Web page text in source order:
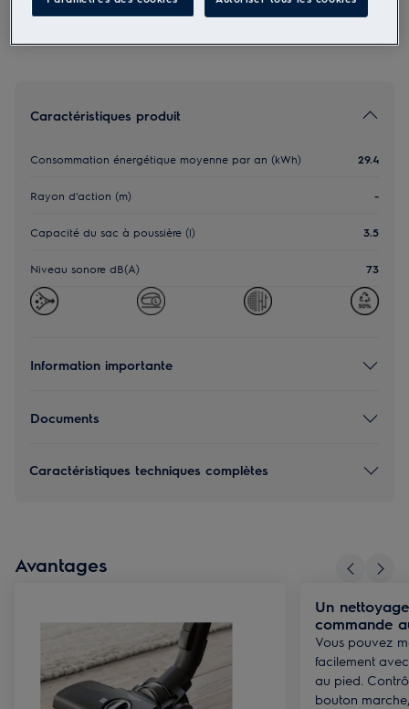
Caractéristiques produit
Consommation énergétique moyenne par an (kWh) 29.4
Rayon d'action (m) -
Capacité du sac à poussière (l) 3.5
Niveau sonore dB(A) 73
Information importante
Documents
Caractéristiques techniques complètes
Avantages
Un
commande
Vous pouvez
facilement
au pied.
bouton